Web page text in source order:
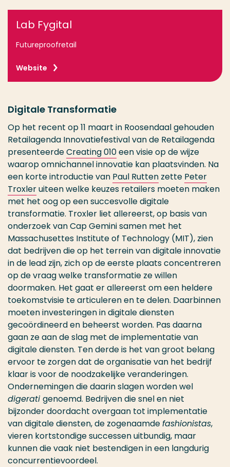
Lab Fygital
Futureproofretail
Website
Digitale Transformatie
Op het recent op 11 maart in Roosendaal gehouden
Retailagenda Innovatiefestival van de Retailagenda
presenteerdeCreating 010een visie op de wijze
waarop omnichannel innovatie kan plaatsvinden. Na
een korte introductie van Paul Rutten zette Peter
Troxleruiteen welke keuzes retailers moeten maken
met het oog op een succesvolle digitale
transformatie. Troxler liet allereerst, op basis van
onderzoek van Cap Gemini samen met het
Massachusettes Institute of Technology (MIT), zien
dat bedrijven die op het terrein van digitale innovatie
in de lead zijn, zich op de eerste plaats concentreren
op de vraag welke transformatie ze willen
doormaken. Het gaat er allereerst om een heldere
toekomstvisie te articuleren en te delen. Daarbinnen
moeten investeringen in digitale diensten
gecoördineerd en beheerst worden. Pas daarna
gaan ze aan de slag met de implementatie van
digitale diensten. Ten derde is het van groot belang
ervoor te zorgen dat de organisatie van het bedrijf
klaar is voor de noodzakelijke veranderingen.
Ondernemingen die daarin slagen worden wel
digerati genoemd. Bedrijven die snel en niet
bijzonder doordacht overgaan tot implementatie
van digitale diensten, de zogenaamdefashionistas,
vieren kortstondige successen uitbundig, maar
kunnen die vaak niet bestendigen in een langdurig
concurrentievoordeel.